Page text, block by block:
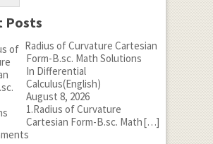
Posts
Radius of Curvature Cartesian
Form-B.sc. Math Solutions
In Differential
Calculus(English)
August 8, 2026
1.Radius of Curvature
Cartesian Form-B.sc. Math[…]